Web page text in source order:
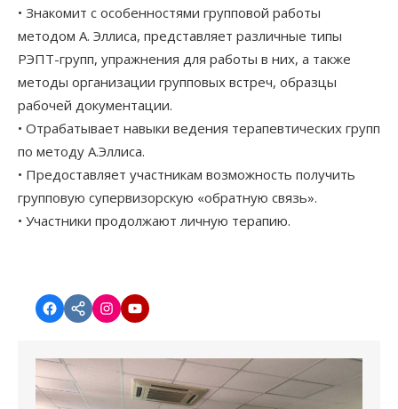
• Знакомит с особенностями групповой работы
методом А. Эллиса, представляет различные типы
РЭПТ-групп, упражнения для работы в них, а также
методы организации групповых встреч, образцы
рабочей документации.
• Отрабатывает навыки ведения терапевтических групп
по методу А.Эллиса.
• Предоставляет участникам возможность получить
групповую супервизорскую «обратную связь».
• Участники продолжают личную терапию.
Facebook
vk.cominstagram.com
YouTube